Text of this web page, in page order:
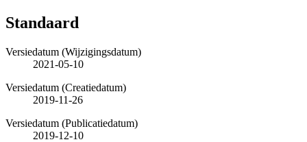
Standaard
Versiedatum (Wijzigingsdatum)
2021-05-10
Versiedatum (Creatiedatum)
2019-11-26
Versiedatum (Publicatiedatum)
2019-12-10